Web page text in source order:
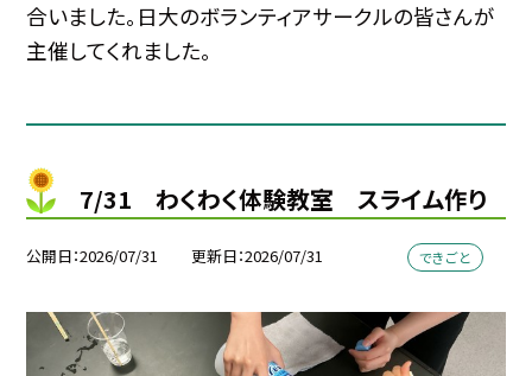
合いました。日大のボランティアサークルの皆さんが
主催してくれました。
7/31 わくわく体験教室 スライム作り
公開日 2026/07/31 更新日 2026/07/31 できごと